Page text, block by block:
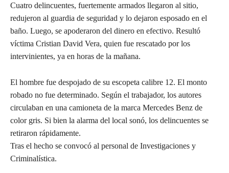
Cuatro delincuentes, fuertemente armados llegaron al sitio,
redujeron al guardia de seguridad y lo dejaron esposado en el
baño. Luego, se apoderaron del dinero en efectivo. Resultó
víctima Cristian David Vera, quien fue rescatado por los
intervinientes, ya en horas de la mañana.
El hombre fue despojado de su escopeta calibre 12. El monto
robado no fue determinado. Según el trabajador, los autores
circulaban en una camioneta de la marca Mercedes Benz de
color gris. Si bien la alarma del local sonó, los delincuentes se
retiraron rápidamente.
Tras el hecho se convocó al personal de Investigaciones y
Criminalística.